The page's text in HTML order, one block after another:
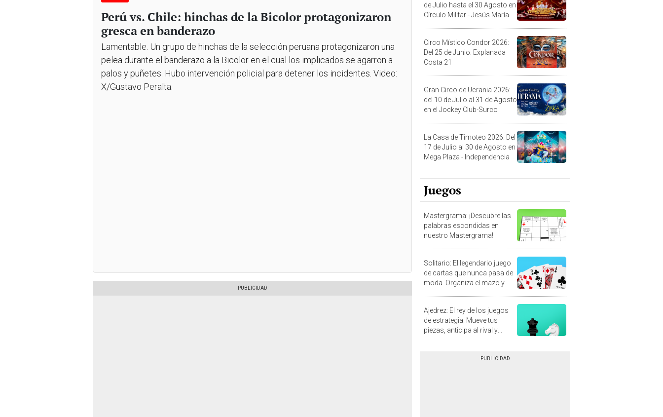
Perú vs. Chile: hinchas de la Bicolor protagonizaron
gresca en banderazo
Lamentable. Un grupo de hinchas de la selección peruana protagonizaron una
pelea durante el banderazo a la Bicolor en el cual los implicados se agarron a
palos y puñetes. Hubo intervención policial para detener los incidentes. Video:
X/Gustavo Peralta.
de Julio hasta el 30 Agosto en
Círculo Militar - Jesús María
Circo Místico Condor 2026:
Del 25 de Junio. Explanada
Costa 21
Gran Circo de Ucrania 2026:
del 10 de Julio al 31 de Agosto
en el Jockey Club-Surco
La Casa de Timoteo 2026: Del
17 de Julio al 30 de Agosto en
Mega Plaza - Independencia
Juegos
Mastergrama: ¡Descubre las
palabras escondidas en
nuestro Mastergrama!
Solitario: El legendario juego
de cartas que nunca pasa de
moda. Organiza el mazo y
Ajedrez: El rey de los juegos
de estrategia. Mueve tus
piezas, anticipa al rival y